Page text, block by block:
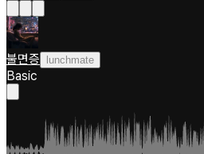
불면증 lunchmate
Basic